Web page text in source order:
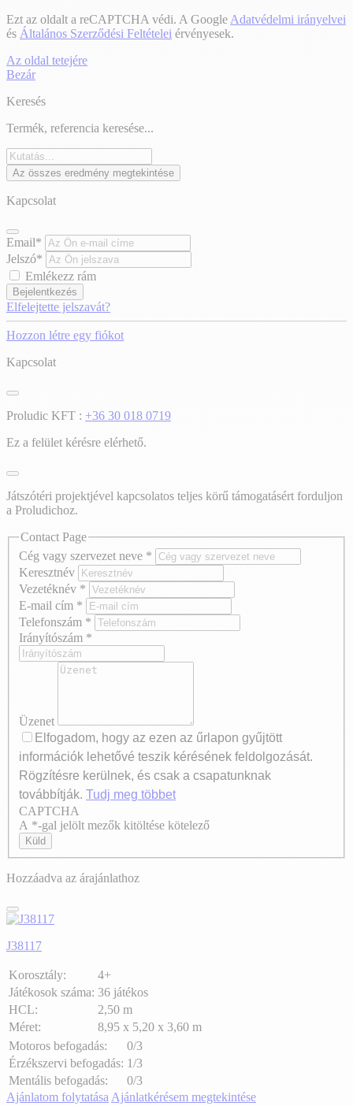
Ezt az oldalt a reCAPTCHA védi. A Google Adatvédelmi irányelvei
és Általános Szerződési Feltételei érvényesek.
Az oldal tetejére
Bezár
Keresés
Termék, referencia keresése...
Az összes eredmény megtekintése
Kapcsolat
Email*
Jelszó*
Emlékezz rám
Bejelentkezés
Elfelejtette jelszavát?
Hozzon létre egy fiókot
Kapcsolat
Proludic KFT : +36 30 018 0719
Ez a felület kérésre elérhető.
Játszótéri projektjével kapcsolatos teljes körű támogatásért forduljon
a Proludichoz.
Contact Page
Cég vagy szervezet neve *
Keresztnév
Vezetéknév *
E-mail cím *
Telefonszám *
Irányítószám *
Üzenet
Elfogadom, hogy az ezen az űrlapon gyűjtött
információk lehetővé teszik kérésének feldolgozását.
Rögzítésre kerülnek, és csak a csapatunknak
továbbítják. Tudj meg többet
Axeptio consent
CAPTCHA
A *-gal jelölt mezők kitöltése kötelező
Küld
Hozzáadva az árajánlathoz
J38117
Korosztály:
4+
Játékosok száma: 36 játékos
HCL:
2,50 m
Méret:
8,95 x 5,20 x 3,60 m
Motoros befogadás:
0/3
Érzékszervi befogadás: 1/3
Mentális befogadás:
0/3
Ajánlatom folytatása Ajánlatkérésem megtekintése